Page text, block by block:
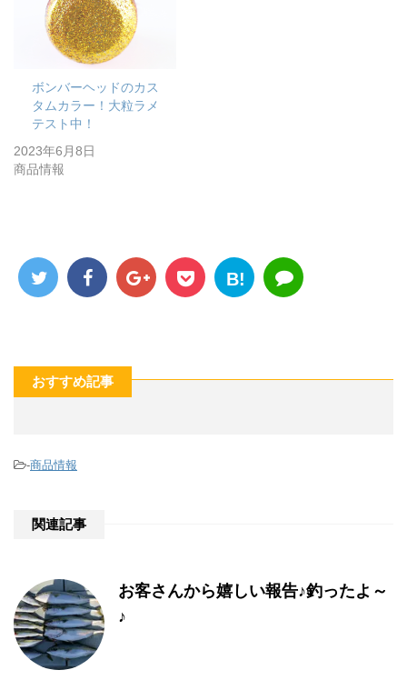
ボンバーヘッドのカス
タムカラー！大粒ラメ
テスト中！
2023年6月8日
商品情報
B!
おすすめ記事
-商品情報
関連記事
お客さんから嬉しい報告♪釣ったよ～
♪